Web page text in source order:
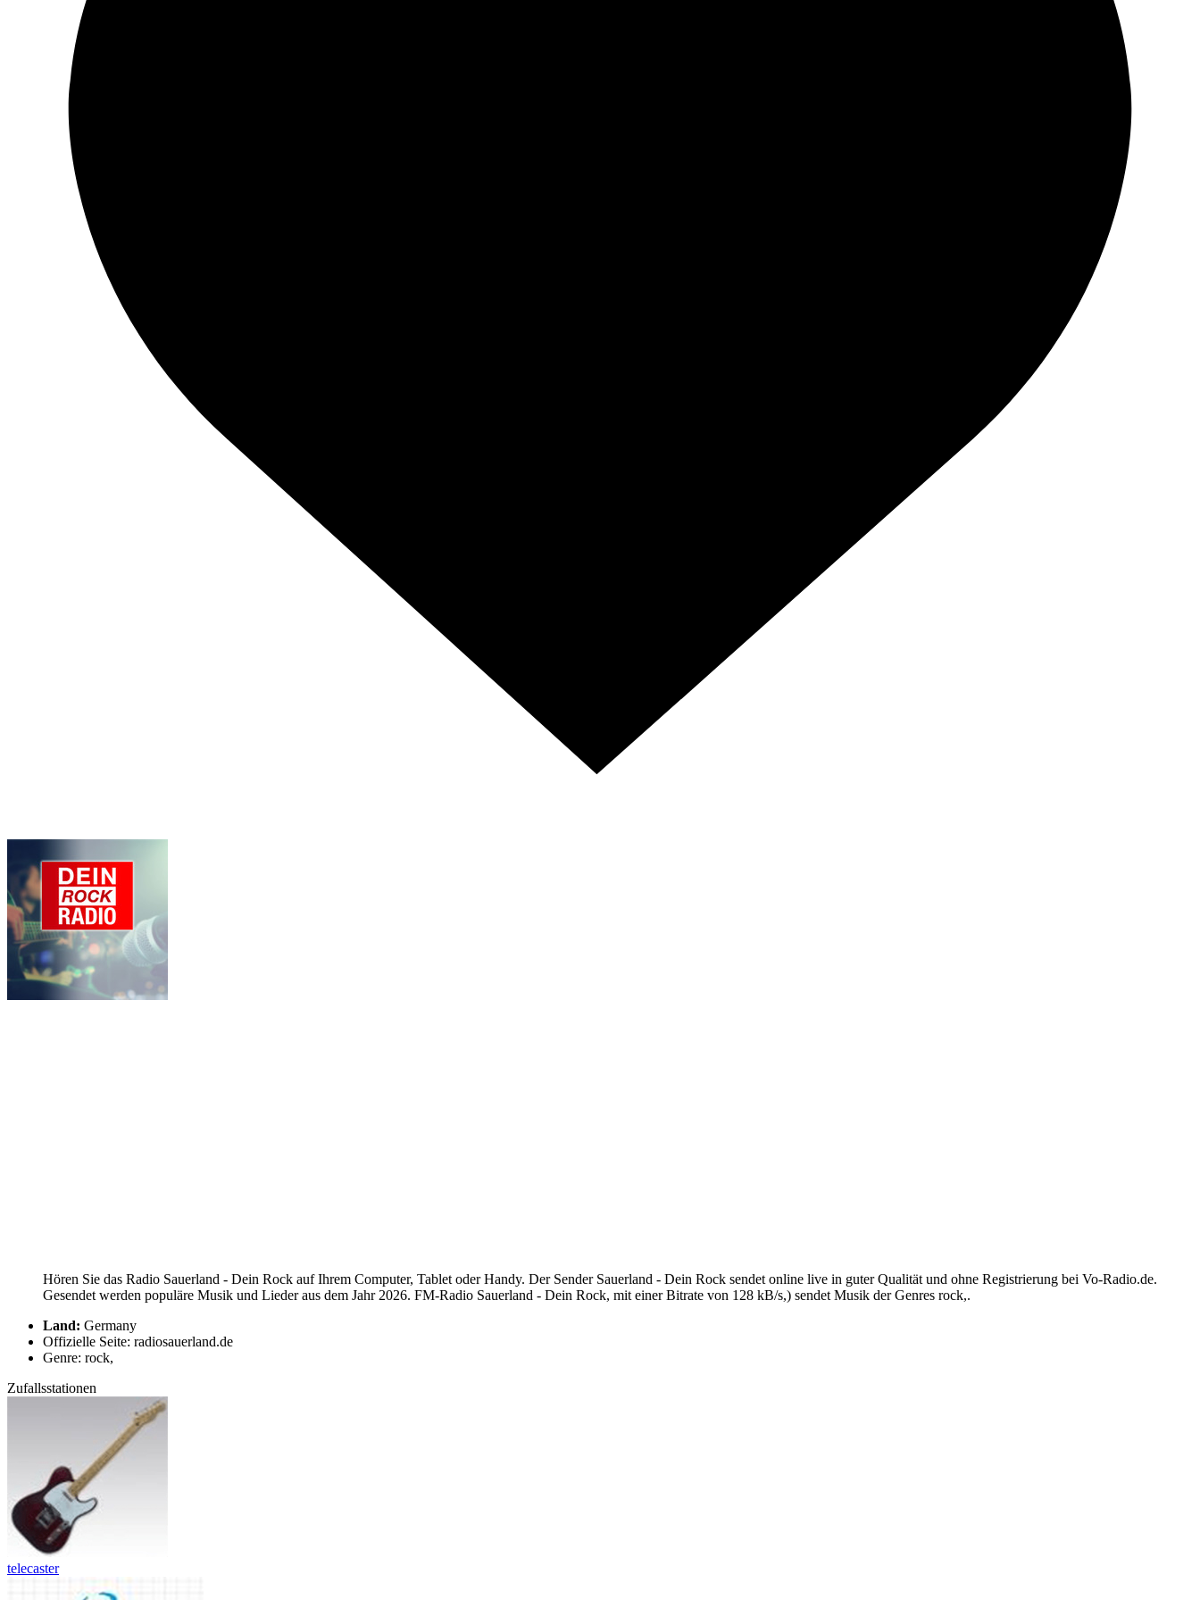
Hören Sie das Radio Sauerland - Dein Rock auf Ihrem Computer, Tablet oder Handy. Der Sender Sauerland - Dein Rock sendet online live in guter Qualität und ohne Registrierung bei Vo-Radio.de.
Gesendet werden populäre Musik und Lieder aus dem Jahr 2026. FM-Radio Sauerland - Dein Rock, mit einer Bitrate von 128 kB/s,) sendet Musik der Genres rock,.
Land: Germany
Offizielle Seite: radiosauerland.de
Genre: rock,
Zufallsstationen
telecaster